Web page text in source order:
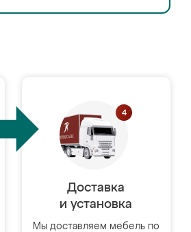
Доставка
и установка
Мы доставляем мебель по